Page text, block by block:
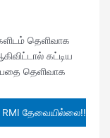
தெளிவாக
கட்டிய
தெளிவாக
RMI தேவையில்லை!!